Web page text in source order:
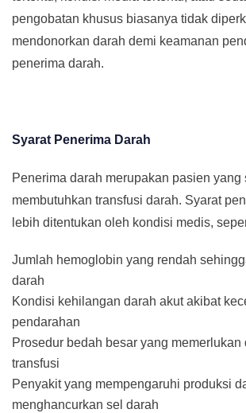
pengobatan khusus biasanya tidak
mendonorkan darah demi keamanan
penerima darah.
Syarat Penerima Darah
Penerima darah merupakan pasien yang
membutuhkan transfusi darah. Syarat
lebih ditentukan oleh kondisi medis,
Jumlah hemoglobin yang rendah
darah
Kondisi kehilangan darah akut akibat
pendarahan
Prosedur bedah besar yang memerlukan
transfusi
Penyakit yang mempengaruhi produksi
menghancurkan sel darah